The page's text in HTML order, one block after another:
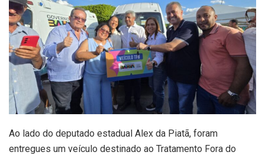
Ao lado do deputado estadual Alex da Piatã, foram
entregues um veículo destinado ao Tratamento Fora do